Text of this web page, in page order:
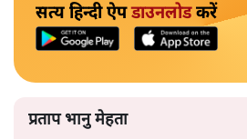
सत्य हिन्दी ऐपडाउनलोडकरें
प्रताप भानु मेहता